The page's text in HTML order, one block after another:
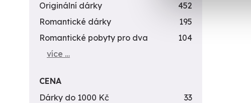
Originální dárky
452
Romantické dárky
195
Romantické pobyty pro dva
104
více …
CENA
Dárky do 1000 Kč
33